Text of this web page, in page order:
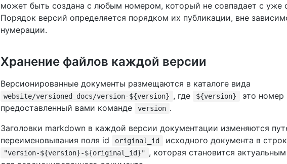
может быть создана с любым номером, который не совпадает с
Порядок версий определяется порядком их публикации, вне
нумерации.
Хранение файлов каждой версии
Версионированные документы размещаются в каталоге вида
website/versioned_docs/version-${version} , где ${version}
это номер
предоставленный вами команде
version .
Заголовки markdown в каждой версии документации изменяются
переименовывания поля id
original_id исходного документа в
"version-${version}-${original_id}" , которая становится